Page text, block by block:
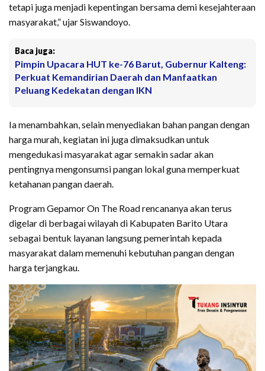
tetapi juga menjadi kepentingan bersama demi kesejahteraan
masyarakat,” ujar Siswandoyo.
Baca juga:
Pimpin Upacara HUT ke-76 Barut, Gubernur Kalteng:
Perkuat Kemandirian Daerah dan Manfaatkan
Peluang Kedekatan dengan IKN
Ia menambahkan, selain menyediakan bahan pangan dengan
harga murah, kegiatan ini juga dimaksudkan untuk
mengedukasi masyarakat agar semakin sadar akan
pentingnya mengonsumsi pangan lokal guna memperkuat
ketahanan pangan daerah.
Program Gepamor On The Road rencananya akan terus
digelar di berbagai wilayah di Kabupaten Barito Utara
sebagai bentuk layanan langsung pemerintah kepada
masyarakat dalam memenuhi kebutuhan pangan dengan
harga terjangkau.